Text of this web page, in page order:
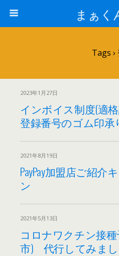
まぁく
Tags ›
2023年1月27日
インボイス制度(適
登録番号のゴム印承
2021年8月19日
PayPay加盟店ご紹介
ン
2021年5月13日
コロナワクチン接
市) 代行してみま